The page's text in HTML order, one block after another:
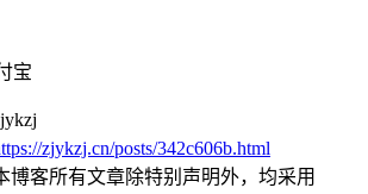
宝
zjykzj.cn/posts/342c606b.html
博客所有文章除特别声明外，均采用